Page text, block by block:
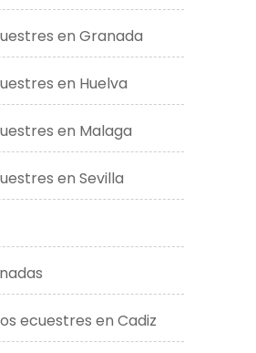
en Granada
en Huelva
en Malaga
en Sevilla
ecuestres en Cadiz